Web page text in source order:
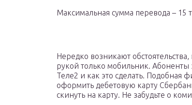
Максимальная сумма перевода – 15
Нередко возникают
рукой только мобильник.
Теле2 и как это сделать. Подобная
оформить дебетовую карту
скинуть на карту. Не забудьте о